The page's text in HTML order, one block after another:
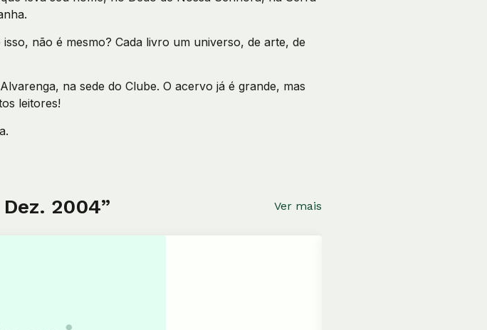
não é mesmo? Cada livro um universo, de arte, de
na sede do Clube. O acervo já é grande, mas
leitores!
2004” Ver mais